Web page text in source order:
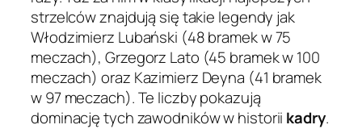
strzelców znajdują się takie legendy jak
Włodzimierz Lubański (48 bramek w 75
meczach), Grzegorz Lato (45 bramek w 100
meczach) oraz Kazimierz Deyna (41 bramek
w 97 meczach). Te liczby pokazują
dominację tych zawodników w historii kadry.